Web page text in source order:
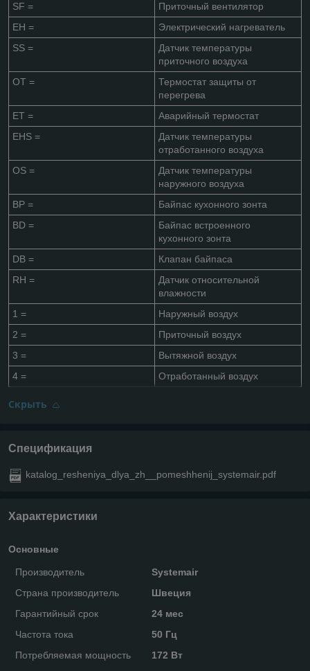
SF =
Приточный вентилятор
EH =
Электрический нагреватель
SS =
Датчик температуры
приточного воздуха
OT =
Термостат защиты от
перегрева
ET =
Аварийный термостат
EHS =
Датчик температуры
отработанного воздуха
OS =
Датчик температуры
наружного воздуха
BP =
Байпас кухонного зонта
BD =
Байпас встроенного
кухонного зонта
DB =
Клапан байпаса
RH =
Датчик относительной
влажности
1 =
Наружный воздух
2 =
Приточный воздух
3 =
Вытяжной воздух
4 =
Отработанный воздух
Скрыть
Спецификация
katalog_resheniya_dlya_zh__pomeshhenij_systemair.pdf
Характеристики
Основные
Производитель
Systemair
Страна производитель
Швеция
Гарантийный срок
24 мес
Частота тока
50 Гц
Потребляемая мощность
172 Вт